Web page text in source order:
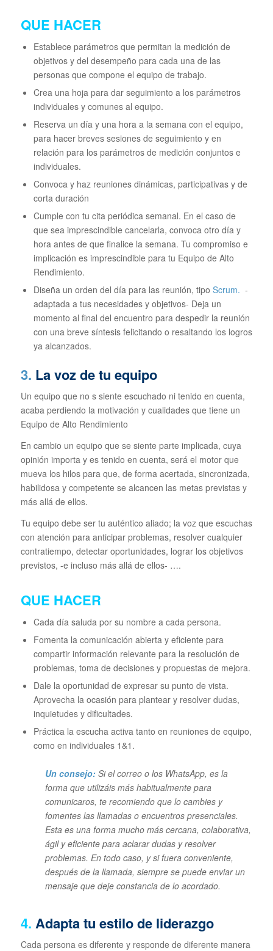
QUE HACER
Establece parámetros que permitan la medición de
objetivos y del desempeño para cada una de las
personas que compone el equipo de trabajo.
Crea una hoja para dar seguimiento a los parámetros
individuales y comunes al equipo.
Reserva un día y una hora a la semana con el equipo,
para hacer breves sesiones de seguimiento y en
relación para los parámetros de medición conjuntos e
individuales.
Convoca y haz reuniones dinámicas, participativas y de
corta duración
Cumple con tu cita periódica semanal. En el caso de
que sea imprescindible cancelarla, convoca otro día y
hora antes de que finalice la semana. Tu compromiso e
implicación es imprescindible para tu Equipo de Alto
Rendimiento.
Diseña un orden del día para las reunión, tipo Scrum. -
adaptada a tus necesidades y objetivos- Deja un
momento al final del encuentro para despedir la reunión
con una breve síntesis felicitando o resaltando los logros
ya alcanzados.
3. La voz de tu equipo
Un equipo que no s siente escuchado ni tenido en cuenta,
acaba perdiendo la motivación y cualidades que tiene un
Equipo de Alto Rendimiento
En cambio un equipo que se siente parte implicada, cuya
opinión importa y es tenido en cuenta, será el motor que
mueva los hilos para que, de forma acertada, sincronizada,
habilidosa y competente se alcancen las metas previstas y
más allá de ellos.
Tu equipo debe ser tu auténtico aliado; la voz que escuchas
con atención para anticipar problemas, resolver cualquier
contratiempo, detectar oportunidades, lograr los objetivos
previstos, -e incluso más allá de ellos- ….
QUE HACER
Cada día saluda por su nombre a cada persona.
Fomenta la comunicación abierta y eficiente para
compartir información relevante para la resolución de
problemas, toma de decisiones y propuestas de mejora.
Dale la oportunidad de expresar su punto de vista.
Aprovecha la ocasión para plantear y resolver dudas,
inquietudes y dificultades.
Práctica la escucha activa tanto en reuniones de equipo,
como en individuales 1&1.
Un consejo:Si el correo o los WhatsApp, es la
forma que utilizáis más habitualmente para
comunicaros, te recomiendo que lo cambies y
fomentes las llamadas o encuentros presenciales.
Esta es una forma mucho más cercana, colaborativa,
ágil y eficiente para aclarar dudas y resolver
problemas. En todo caso, y si fuera conveniente,
después de la llamada, siempre se puede enviar un
mensaje que deje constancia de lo acordado.
4. Adapta tu estilo de liderazgo
Cada persona es diferente y responde de diferente manera